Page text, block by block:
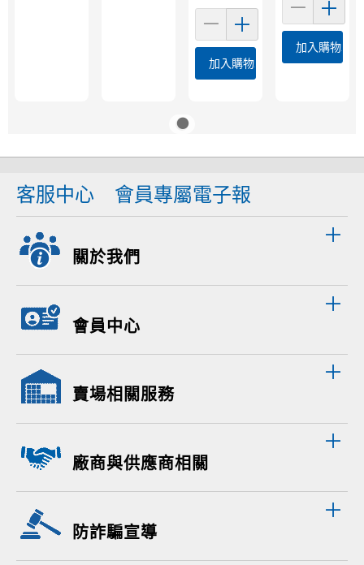
加入購物車
加入購物車
客服中心 會員專屬電子報
關於我們
會員中心
賣場相關服務
廠商與供應商相關
防詐騙宣導